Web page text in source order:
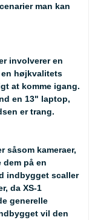
man kan
involverer en
en højkvalitets
at komme igang.
en 13" laptop,
er trang.
såsom kameraer,
på en
indbygget scaller
da XS-1
generelle
vil den